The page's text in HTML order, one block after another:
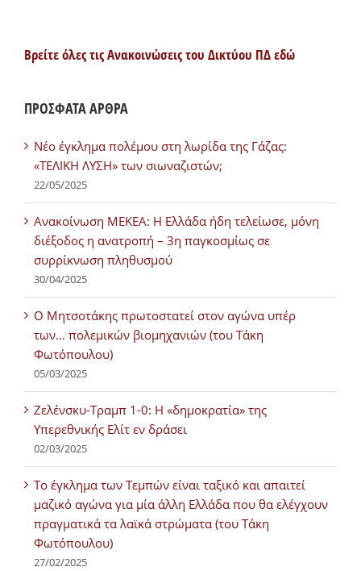
Βρείτε όλες τις Ανακοινώσεις του Δικτύου ΠΔ εδώ
ΠΡΟΣΦΑΤΑ ΑΡΘΡΑ
Νέο έγκλημα πολέμου στη λωρίδα της Γάζας:
«ΤΕΛΙΚΗ ΛΥΣΗ» των σιωναζιστών;
22/05/2025
Ανακοίνωση ΜΕΚΕΑ: Η Ελλάδα ήδη τελείωσε, μόνη
διέξοδος η ανατροπή – 3η παγκοσμίως σε
συρρίκνωση πληθυσμού
30/04/2025
Ο Μητσοτάκης πρωτοστατεί στον αγώνα υπέρ
των… πολεμικών βιομηχανιών (του Τάκη
Φωτόπουλου)
05/03/2025
Ζελένσκυ-Τραμπ 1-0: Η «δημοκρατία» της
Υπερεθνικής Ελίτ εν δράσει
02/03/2025
Tο έγκλημα των Τεμπών είναι ταξικό και απαιτεί
μαζικό αγώνα για μία άλλη Ελλάδα που θα ελέγχουν
πραγματικά τα λαϊκά στρώματα (του Τάκη
Φωτόπουλου)
27/02/2025